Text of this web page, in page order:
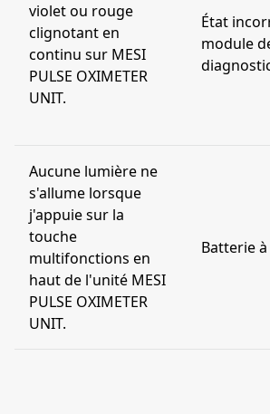
violet ou rouge
clignotant en
continu sur MESI
PULSE OXIMETER
UNIT.
État
module
Aucune lumière ne
s'allume lorsque
j'appuie sur la
touche
multifonctions en
haut de l'unité MESI
PULSE OXIMETER
UNIT.
Batterie